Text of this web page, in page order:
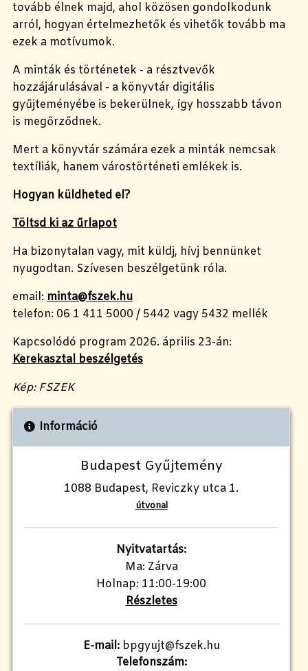
tovább élnek majd, ahol közösen gondolkodunk
arról, hogyan értelmezhetők és vihetők tovább ma
ezek a motívumok.
A minták és történetek - a résztvevők
hozzájárulásával - a könyvtár digitális
gyűjteményébe is bekerülnek, így hosszabb távon
is megőrződnek.
Mert a könyvtár számára ezek a minták nemcsak
textíliák, hanem várostörténeti emlékek is.
Hogyan küldheted el?
Töltsd ki az űrlapot
Ha bizonytalan vagy, mit küldj, hívj bennünket
nyugodtan. Szívesen beszélgetünk róla.
email: minta@fszek.hu
telefon: 06 1 411 5000 / 5442 vagy 5432 mellék
Kapcsolódó program 2026. április 23-án:
Kerekasztal beszélgetés
Kép: FSZEK
Információ
Budapest Gyűjtemény
1088 Budapest, Reviczky utca 1.
útvonal
Nyitvatartás:
Ma: Zárva
Holnap: 11:00-19:00
Részletes
E-mail:bpgyujt@fszek.hu
Telefonszám: